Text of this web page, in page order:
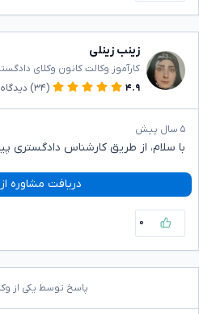
زینب زینلی
کارآموز وکالت کانون وکلای
۴.۹
(۳۴) دیدگاه
۵ سال پیش
با سلام، از طریق کارشناس دادگستری
دریافت مشاوره
۰
پاسخ توسط یکی از